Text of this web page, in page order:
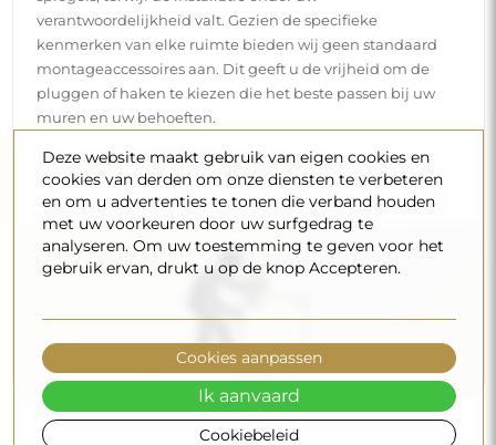
verantwoordelijkheid valt. Gezien de specifieke
kenmerken van elke ruimte bieden wij geen standaard
montageaccessoires aan. Dit geeft u de vrijheid om de
pluggen of haken te kiezen die het beste passen bij uw
muren en uw behoeften.
Lees onze installatiegids stap voor stap.
Deze website maakt gebruik van eigen cookies en
cookies van derden om onze diensten te verbeteren
en om u advertenties te tonen die verband houden
met uw voorkeuren door uw surfgedrag te
analyseren. Om uw toestemming te geven voor het
gebruik ervan, drukt u op de knop Accepteren.
Cookiebeleid
Cookies aanpassen
Ik aanvaard